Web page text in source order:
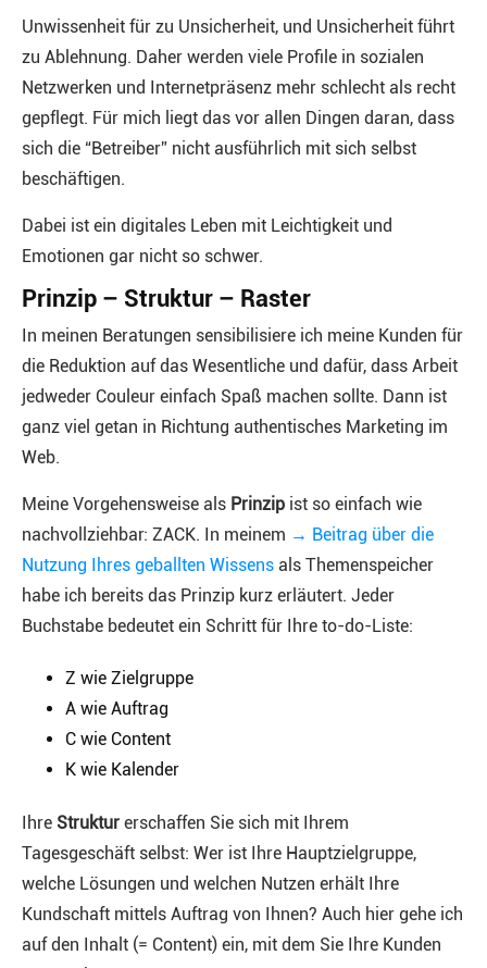
Unwissenheit für zu Unsicherheit, und Unsicherheit führt
zu Ablehnung. Daher werden viele Profile in sozialen
Netzwerken und Internetpräsenz mehr schlecht als recht
gepflegt. Für mich liegt das vor allen Dingen daran, dass
sich die “Betreiber” nicht ausführlich mit sich selbst
beschäftigen.
Dabei ist ein digitales Leben mit Leichtigkeit und
Emotionen gar nicht so schwer.
Prinzip – Struktur – Raster
In meinen Beratungen sensibilisiere ich meine Kunden für
die Reduktion auf das Wesentliche und dafür, dass Arbeit
jedweder Couleur einfach Spaß machen sollte. Dann ist
ganz viel getan in Richtung authentisches Marketing im
Web.
Meine Vorgehensweise als Prinzip ist so einfach wie
nachvollziehbar: ZACK. In meinem → Beitrag über die
Nutzung Ihres geballten Wissens als Themenspeicher
habe ich bereits das Prinzip kurz erläutert. Jeder
Buchstabe bedeutet ein Schritt für Ihre to-do-Liste:
Z wie Zielgruppe
A wie Auftrag
C wie Content
K wie Kalender
Ihre Struktur erschaffen Sie sich mit Ihrem
Tagesgeschäft selbst: Wer ist Ihre Hauptzielgruppe,
welche Lösungen und welchen Nutzen erhält Ihre
Kundschaft mittels Auftrag von Ihnen? Auch hier gehe ich
auf den Inhalt (= Content) ein, mit dem Sie Ihre Kunden